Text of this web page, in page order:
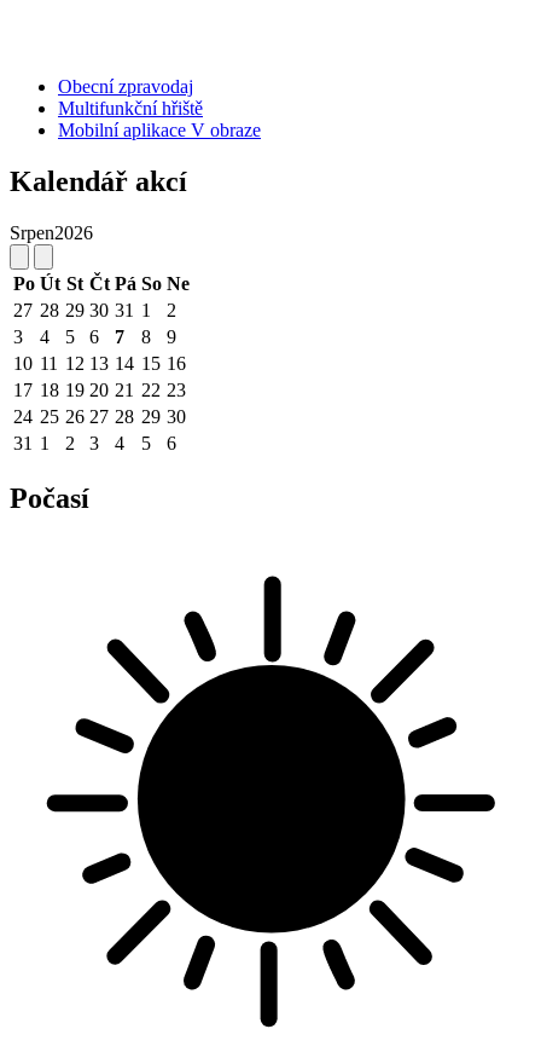
Obecní zpravodaj
Multifunkční hřiště
Mobilní aplikace V obraze
Kalendář akcí
Srpen2026
Po Út St Čt Pá So Ne
27 28 29 30 31 1
2
3
4 5 6 7 8
9
10 11 12 13 14 15 16
17 18 19 20 21 22 23
24 25 26 27 28 29 30
31 1 2 3 4 5 6
Počasí